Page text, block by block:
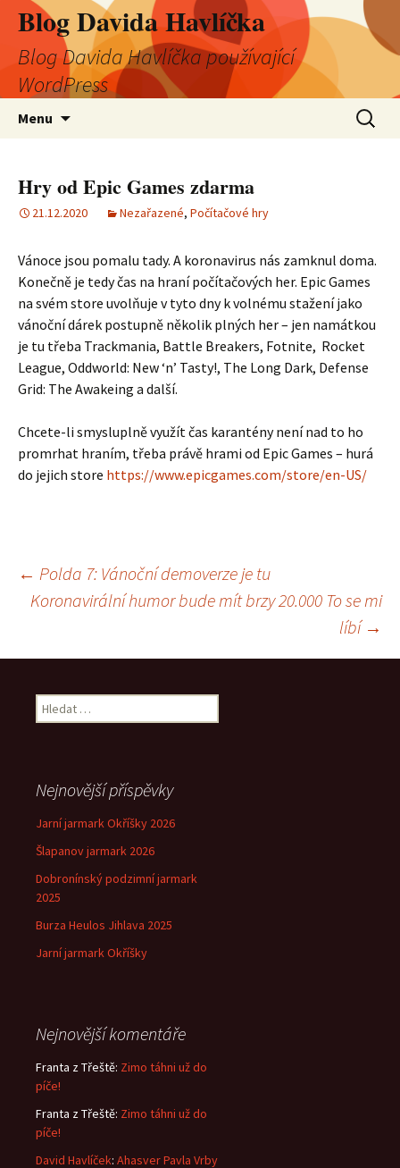
Blog Davida Havlíčka
Blog Davida Havlíčka používající
WordPress
Menu
Hry od Epic Games zdarma
21.12.2020 Nezařazené, Počítačové hry
Vánoce jsou pomalu tady. A koronavirus nás zamknul doma.
Konečně je tedy čas na hraní počítačových her. Epic Games
na svém store uvolňuje v tyto dny k volnému stažení jako
vánoční dárek postupně několik plných her – jen namátkou
je tu třeba Trackmania, Battle Breakers, Fotnite, Rocket
League, Oddworld: New ‘n’ Tasty!, The Long Dark, Defense
Grid: The Awakeing a další.
Chcete-li smysluplně využít čas karantény není nad to ho
promrhat hraním, třeba právě hrami od Epic Games – hurá
do jejich store https://www.epicgames.com/store/en-US/
Navigace
pro
příspěvek
← Polda 7: Vánoční demoverze je tu
Koronavirální humor bude mít brzy 20.000 To se mi
líbí →
Vyhledávání
Nejnovější příspěvky
Jarní jarmark Okříšky 2026
Šlapanov jarmark 2026
Dobronínský podzimní jarmark
2025
Burza Heulos Jihlava 2025
Jarní jarmark Okříšky
Nejnovější komentáře
Franta z Třeště: Zimo táhni už do
píče!
Franta z Třeště: Zimo táhni už do
píče!
David Havlíček: Ahasver Pavla Vrby